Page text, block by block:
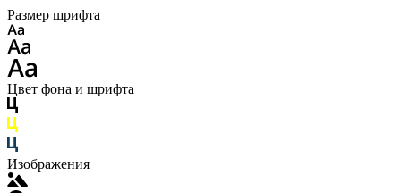
Размер шрифта
Цвет фона и шрифта
Изображения